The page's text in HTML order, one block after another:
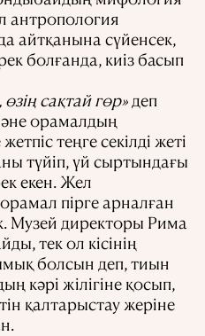
антропология
айтқанына сүйенсек,
болғанда, киіз басып
сақтай гөр» деп
орамалдың
теңге секілді жеті
түйіп, үй сыртындағы
екен. Жел
пірге арналған
Музей директоры Рима
тек ол кісінің
болсын деп, тиын
кәрі жілігіне қосып,
қалтарыстау жеріне